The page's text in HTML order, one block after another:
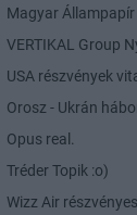
Magyar
VERTIKAL Group
USA részvények
Orosz - Ukrán
Opus real.
Tréder Topik :o)
Wizz Air